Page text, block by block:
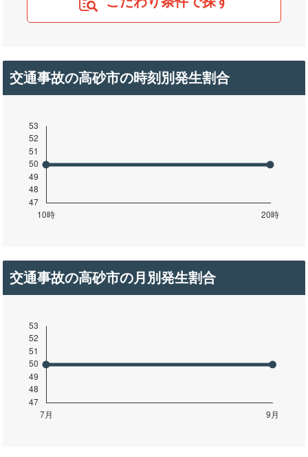
交通事故の高砂市の時刻別発生割合
交通事故の高砂市の月別発生割合